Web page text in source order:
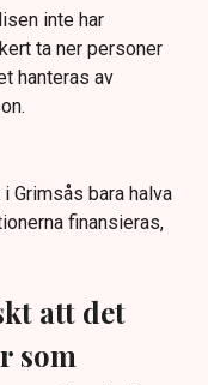
inte har
ta ner personer
hanteras av
Grimsås bara halva
finansieras,
att det
som